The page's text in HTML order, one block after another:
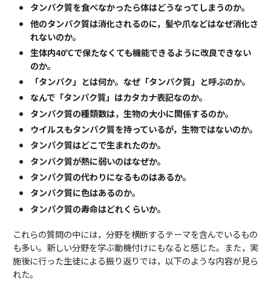
タンパク質を食べなかったら体はどうなってしまうのか。
他のタンパク質は消化されるのに，髪や爪などはなぜ消化さ
れないのか。
生体内40℃で保たなくても機能できるように改良できない
のか。
「タンパク」とは何か。なぜ「タンパク質」と呼ぶのか。
なんで「タンパク質」はカタカナ表記なのか。
タンパク質の種類数は，生物の大小に関係するのか。
ウイルスもタンパク質を持っているが，生物ではないのか。
タンパク質はどこで生まれたのか。
タンパク質が熱に弱いのはなぜか。
タンパク質の代わりになるものはあるか。
タンパク質に色はあるのか。
タンパク質の寿命はどれくらいか。
これらの質問の中には，分野を横断するテーマを含んでいるもの
も多い。新しい分野を学ぶ動機付けにもなると感じた。また，実
施後に行った生徒による振り返りでは，以下のような内容が見ら
れた。